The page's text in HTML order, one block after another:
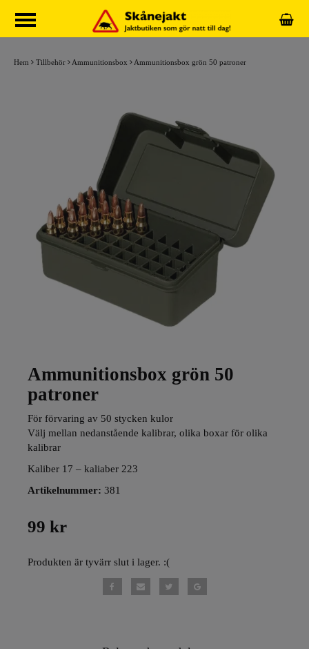
Hem Tillbehör Ammunitionsbox Ammunitionsbox grön 50 patroner
Ammunitionsbox grön 50
patroner
För förvaring av 50 stycken kulor
Välj mellan nedanstående kalibrar, olika boxar för olika
kalibrar
Kaliber 17 – kaliaber 223
Artikelnummer: 381
99 kr
Produkten är tyvärr slut i lager. :(